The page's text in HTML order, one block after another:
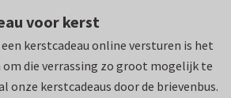
voor kerst
kerstcadeau online versturen is het
om die verrassing zo groot mogelijk te
onze kerstcadeaus door de brievenbus.